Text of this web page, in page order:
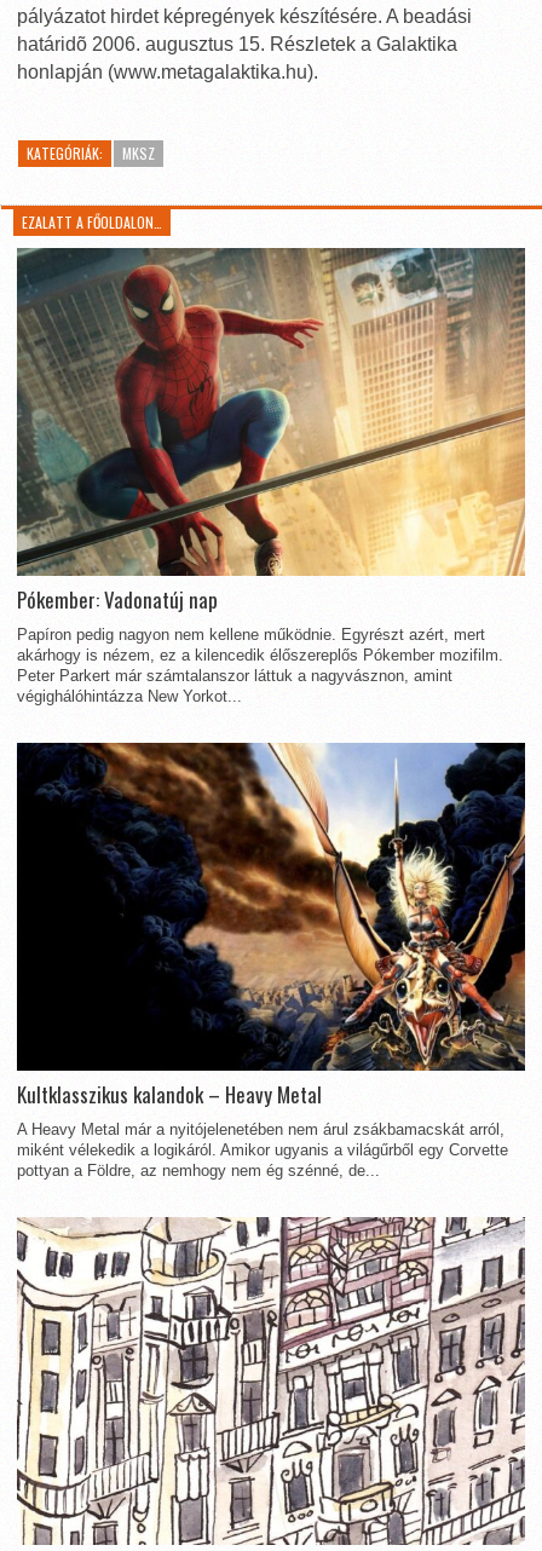
pályázatot hirdet képregények készítésére. A beadási
határidõ 2006. augusztus 15. Részletek a Galaktika
honlapján (www.metagalaktika.hu).
KATEGÓRIÁK: MKSZ
EZALATT A FŐOLDALON…
Pókember: Vadonatúj nap
Papíron pedig nagyon nem kellene működnie. Egyrészt azért, mert
akárhogy is nézem, ez a kilencedik élőszereplős Pókember mozifilm.
Peter Parkert már számtalanszor láttuk a nagyvásznon, amint
végighálóhintázza New Yorkot...
Kultklasszikus kalandok – Heavy Metal
A Heavy Metal már a nyitójelenetében nem árul zsákbamacskát arról,
miként vélekedik a logikáról. Amikor ugyanis a világűrből egy Corvette
pottyan a Földre, az nemhogy nem ég szénné, de...